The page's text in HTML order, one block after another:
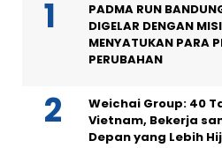
PADMA RUN
DIGELAR DENGAN
MENYATUKAN PARA
PERUBAHAN
Weichai Group: 40
Vietnam, Bekerja
Depan yang Lebih